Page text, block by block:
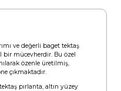
ve değerli baget tektaş
bir mücevherdir. Bu özel
özenle üretilmiş,
çıkmaktadır.
pırlanta, altın yüzey